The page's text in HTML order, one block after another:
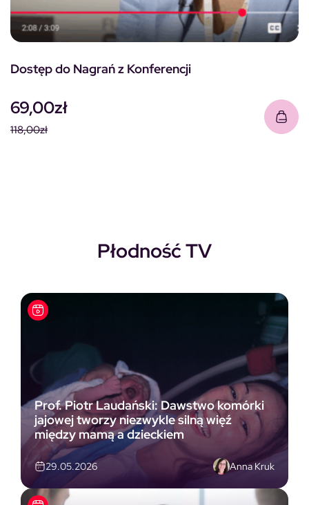
Dostęp do Nagrań z Konferencji
118,00zł
69,00zł
Płodność TV
Prof. Piotr Laudański: Dawstwo komórki
jajowej tworzy niezwykle silną więź
między mamą a dzieckiem
29.05.2026 Anna Kruk